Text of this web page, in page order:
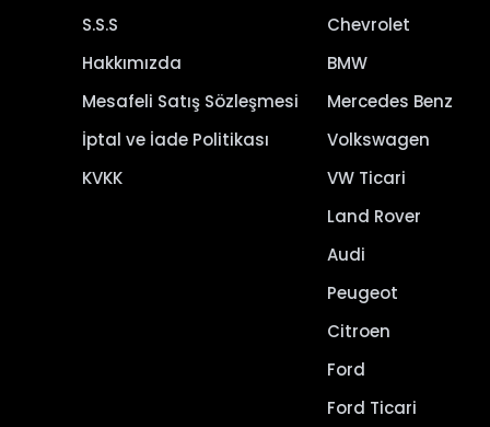
S.S.S
Hakkımızda
Mesafeli Satış Sözleşmesi
İptal ve İade Politikası
KVKK
Chevrolet
BMW
Mercedes Benz
Volkswagen
VW Ticari
Land Rover
Audi
Peugeot
Citroen
Ford
Ford Ticari